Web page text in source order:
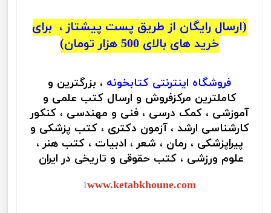
(ارسال رایگان از طریق پست پیشتاز ، برای
خرید های بالای 500 هزار تومان)
فروشگاه اینترنتی کتابخونه ، بزرگترین و
کاملترین مرکزفروش و ارسال کتب علمی و
آموزشی ، کمک درسی ، فنی و مهندسی ، کنکور
کارشناسی ارشد ، آزمون دکتری ، کتب پزشکی و
پیراپزشکی ، رمان ، شعر ، ادبیات ، کتب هنر ،
علوم ورزشی ، کتب حقوقی و تاریخی در ایران
1www.ketabkhoune.com